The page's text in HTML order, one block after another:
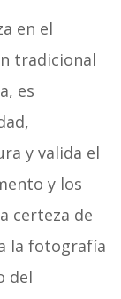
en el
tradicional
es
y valida el
y los
certeza de
la fotografía
del